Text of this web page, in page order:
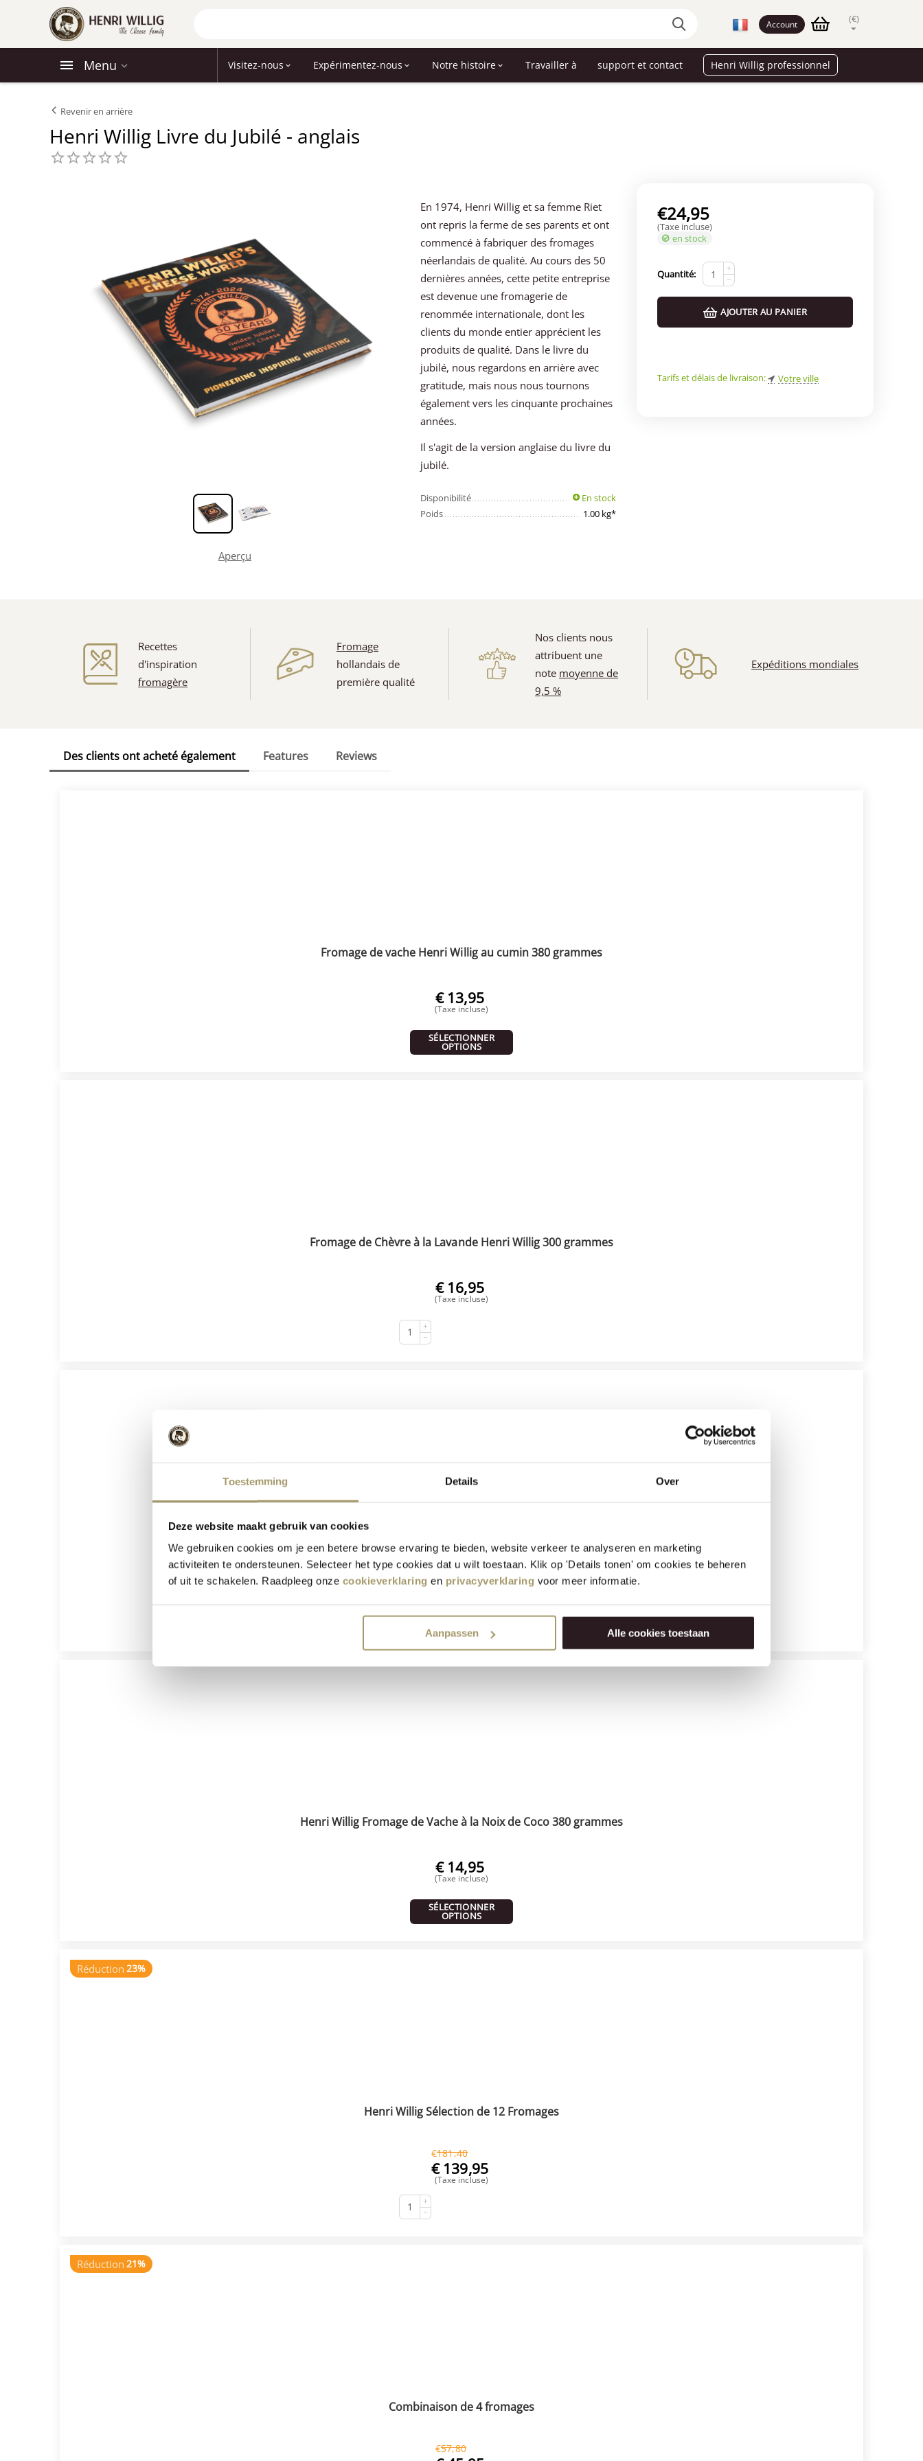
Toestemming Details Over
Deze website maakt gebruik van cookies
We gebruiken cookies om je een betere browse ervaring te bieden, website verkeer te analyseren en marketing
activiteiten te ondersteunen. Selecteer het type cookies dat u wilt toestaan. Klik op 'Details tonen' om cookies te beheren
of uit te schakelen. Raadpleeg onze cookieverklaring en privacyverklaring voor meer informatie.
Aanpassen Alle cookies toestaan
Account (€)
Menu Visitez-nous Expérimentez-nous Notre histoire Travailler à support et contact Henri Willig professionnel
Revenir en arrière
Henri Willig Livre du Jubilé - anglais
Aperçu
En 1974, Henri Willig et sa femme Riet
ont repris la ferme de ses parents et ont
commencé à fabriquer des fromages
néerlandais de qualité. Au cours des 50
dernières années, cette petite entreprise
est devenue une fromagerie de
renommée internationale, dont les
clients du monde entier apprécient les
produits de qualité. Dans le livre du
jubilé, nous regardons en arrière avec
gratitude, mais nous nous tournons
également vers les cinquante prochaines
années.
Il s'agit de la version anglaise du livre du
jubilé.
Disponibilité
En stock
Poids
1.00 kg*
€24,95
(Taxe incluse)
en stock
Quantité:
+
−
AJOUTER AU PANIER
Tarifs et délais de livraison: Votre ville
Recettes
d'inspiration
fromagère
Fromage
hollandais de
première qualité
Nos clients nous
attribuent une
note moyenne de
9,5 %
Expéditions mondiales
Des clients ont acheté également Features Reviews
Fromage de vache Henri Willig au cumin 380 grammes
€ 13,95
(Taxe incluse)
SÉLECTIONNER
OPTIONS
Fromage de Chèvre à la Lavande Henri Willig 300 grammes
€ 16,95
(Taxe incluse)
+
−
Fromage de chèvre biologique à la truffe Henri Willig 300 grammes
€ 17,95
(Taxe incluse)
+
−
Henri Willig Fromage de Vache à la Noix de Coco 380 grammes
€ 14,95
(Taxe incluse)
SÉLECTIONNER
OPTIONS
Réduction 23%
Henri Willig Sélection de 12 Fromages
€181,40
€ 139,95
(Taxe incluse)
+
−
Réduction 21%
Combinaison de 4 fromages
€57,80